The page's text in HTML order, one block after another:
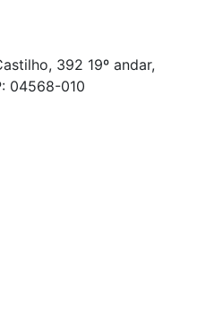
392 19º andar,
04568-010